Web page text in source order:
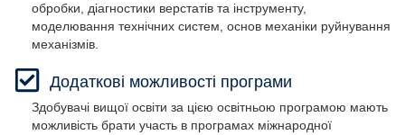
обробки, діагностики верстатів та інструменту,
моделювання технічних систем, основ механіки руйнування
механізмів.
Додаткові можливості програми
Здобувачі вищої освіти за цією освітньою програмою мають
можливість брати участь в програмах міжнародної